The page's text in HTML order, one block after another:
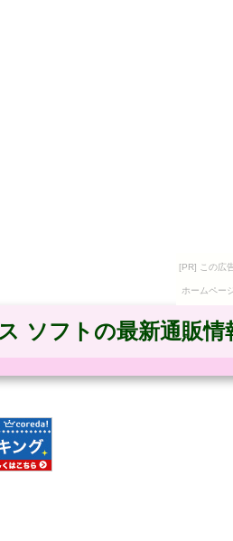
[PR] この広
ホームペー
ソフトの最新通販情